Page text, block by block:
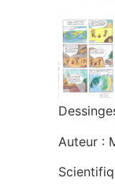
Auteur :